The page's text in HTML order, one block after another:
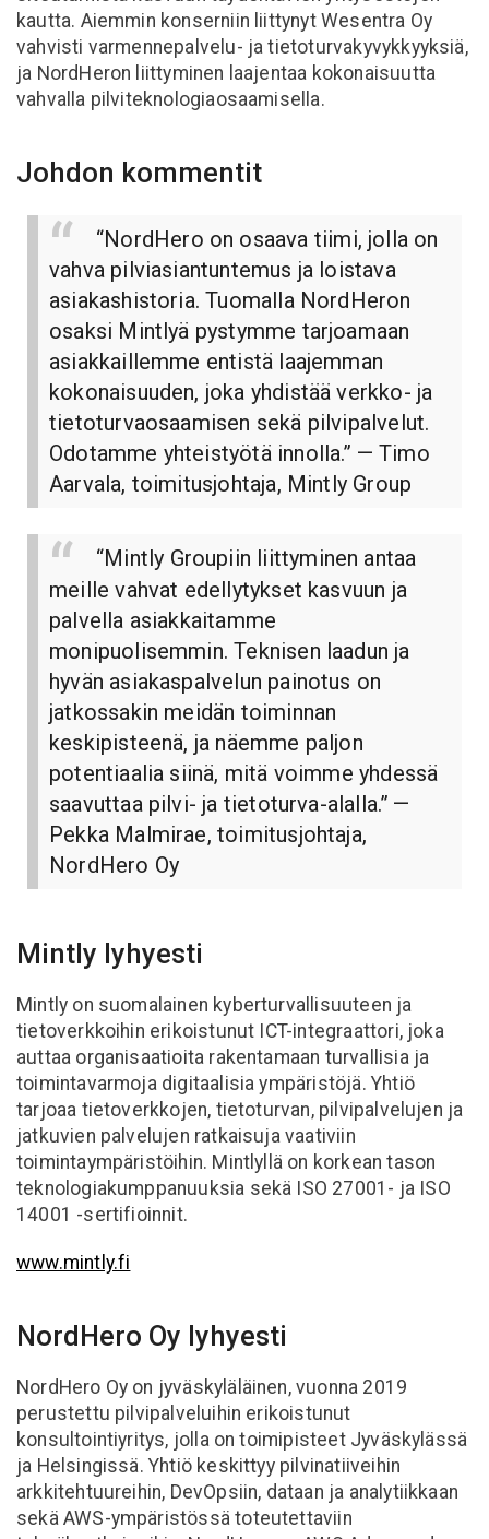
kautta. Aiemmin konserniin liittynyt Wesentra Oy
vahvisti varmennepalvelu- ja tietoturvakyvykkyyksiä,
ja NordHeron liittyminen laajentaa kokonaisuutta
vahvalla pilviteknologiaosaamisella.
Johdon kommentit
“NordHero on osaava tiimi, jolla on
vahva pilviasiantuntemus ja loistava
asiakashistoria. Tuomalla NordHeron
osaksi Mintlyä pystymme tarjoamaan
asiakkaillemme entistä laajemman
kokonaisuuden, joka yhdistää verkko- ja
tietoturvaosaamisen sekä pilvipalvelut.
Odotamme yhteistyötä innolla.” — Timo
Aarvala, toimitusjohtaja, Mintly Group
“Mintly Groupiin liittyminen antaa
meille vahvat edellytykset kasvuun ja
palvella asiakkaitamme
monipuolisemmin. Teknisen laadun ja
hyvän asiakaspalvelun painotus on
jatkossakin meidän toiminnan
keskipisteenä, ja näemme paljon
potentiaalia siinä, mitä voimme yhdessä
saavuttaa pilvi- ja tietoturva-alalla.” —
Pekka Malmirae, toimitusjohtaja,
NordHero Oy
Mintly lyhyesti
Mintly on suomalainen kyberturvallisuuteen ja
tietoverkkoihin erikoistunut ICT-integraattori, joka
auttaa organisaatioita rakentamaan turvallisia ja
toimintavarmoja digitaalisia ympäristöjä. Yhtiö
tarjoaa tietoverkkojen, tietoturvan, pilvipalvelujen ja
jatkuvien palvelujen ratkaisuja vaativiin
toimintaympäristöihin. Mintlyllä on korkean tason
teknologiakumppanuuksia sekä ISO 27001- ja ISO
14001 -sertifioinnit.
www.mintly.fi
NordHero Oy lyhyesti
NordHero Oy on jyväskyläläinen, vuonna 2019
perustettu pilvipalveluihin erikoistunut
konsultointiyritys, jolla on toimipisteet Jyväskylässä
ja Helsingissä. Yhtiö keskittyy pilvinatiiveihin
arkkitehtuureihin, DevOpsiin, dataan ja analytiikkaan
sekä AWS-ympäristössä toteutettaviin